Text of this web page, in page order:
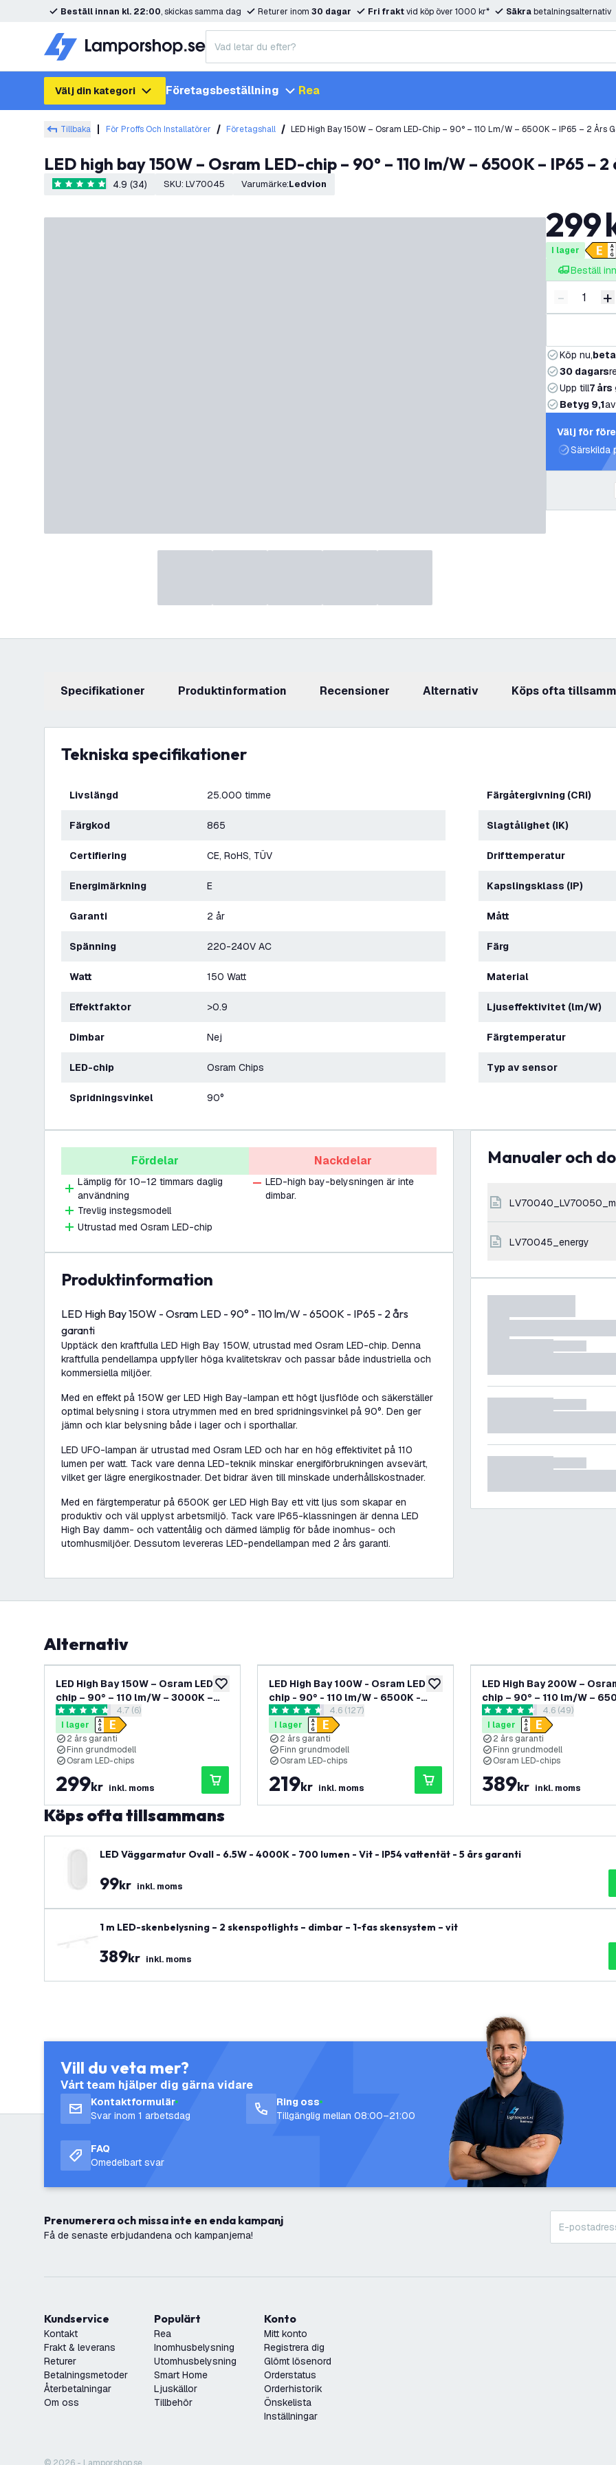
Beställ innan kl. 22:00, skickas samma dag Returer inom 30 dagar Fri fraktvid köp över 1000 kr* Säkrabetalningsalternativ
Välj din kategori Företagsbeställning Rea
Tillbaka För Proffs Och Installatörer Företagshall LED High Bay 150W – Osram LED-Chip – 90° – 110 Lm/W – 6500K – IP65 – 2 Års
LED high bay 150W – Osram LED-chip – 90° – 110 lm/W – 6500K – IP65 –
4.9 stjärnbetyg4.9 (34) SKU: LV70045 Varumärke: Ledvion
299
I lager
Beställ
Minska
- +
Köp nu,
30 dagars
Upp till7
Betyg 9,1av
Välj för
Särskilda
Specifikationer produktinformation recensioner Alternativ Köps ofta
Tekniska specifikationer
Livslängd 25.000 timme
Färgkod 865
Certifiering CE, RoHS, TÜV
Energimärkning E
Garanti 2 år
Spänning 220-240V AC
Watt 150 Watt
Effektfaktor >0.9
Dimbar Nej
LED-chip Osram Chips
Spridningsvinkel 90°
Färgåtergivning (CRI)
Slagtålighet (IK)
Drifttemperatur
Kapslingsklass (IP)
Mått
Färg
Material
Ljuseffektivitet (lm/W)
Färgtemperatur
Typ av sensor
Fördelar
Lämplig för 10–12 timmars daglig
användning
Trevlig instegsmodell
Utrustad med Osram LED-chip
Nackdelar
LED-high bay-belysningen är inte
dimbar.
produktinformation
LED High Bay 150W - Osram LED - 90° - 110 lm/W - 6500K - IP65 - 2 års
garanti
Upptäck den kraftfulla LED High Bay 150W, utrustad med Osram LED-chip. Denna
kraftfulla pendellampa uppfyller höga kvalitetskrav och passar både industriella och
kommersiella miljöer.
Med en effekt på 150W ger LED High Bay-lampan ett högt ljusflöde och säkerställer
optimal belysning i stora utrymmen med en bred spridningsvinkel på 90°. Den ger
jämn och klar belysning både i lager och i sporthallar.
LED UFO-lampan är utrustad med Osram LED och har en hög effektivitet på 110
lumen per watt. Tack vare denna LED-teknik minskar energiförbrukningen avsevärt,
vilket ger lägre energikostnader. Det bidrar även till minskade underhållskostnader.
Med en färgtemperatur på 6500K ger LED High Bay ett vitt ljus som skapar en
produktiv och väl upplyst arbetsmiljö. Tack vare IP65-klassningen är denna LED
High Bay damm- och vattentålig och därmed lämplig för både inomhus- och
utomhusmiljöer. Dessutom levereras LED-pendellampan med 2 års garanti.
Manualer och
LV70045_energy
Alternativ
lägg till i önskelistan
LED High Bay 150W – Osram LED-
chip – 90° – 110 lm/W – 3000K –
IP65 – 2 års garantiöppna recensionspanel
4.7 stjärnbetyg4.7 (6)
I lager
2 års garanti
Finn grundmodell
Osram LED-chips
299kr inkl. moms
lägg till i önskelistan
LED High Bay 100W - Osram LED-
chip - 90° - 110 lm/W - 6500K -
IP65 - 2 års garantiöppna recensionspanel
4.6 stjärnbetyg4.6 (127)
I lager
2 års garanti
Finn grundmodell
Osram LED-chips
219kr inkl. moms
LED High Bay 200W –
chip – 90° – 110 lm/W –
IP65 – 2 års garanti
öppna
4.6 stjärnbetyg4.6 (49)
I lager
2 års garanti
Finn grundmodell
Osram LED-chips
389kr inkl. moms
Köps ofta tillsammans
LED Väggarmatur Ovall - 6.5W - 4000K - 700 lumen - Vit - IP54 vattentät - 5 års garanti
99kr inkl. moms
1 m LED-skenbelysning – 2 skenspotlights – dimbar – 1-fas skensystem – vit
389kr inkl. moms
Vill du veta mer?
Vårt team hjälper dig gärna vidare
Kontaktformulär
Svar inom 1 arbetsdag
Ring oss
Tillgänglig mellan 08:00–21:00
FAQ
Omedelbart svar
Prenumerera och missa inte en enda kampanj
Få de senaste erbjudandena och kampanjerna!
Kundservice
Kontakt
Frakt & leverans
Returer
Betalningsmetoder
Återbetalningar
Om oss
Populärt
Rea
Inomhusbelysning
Utomhusbelysning
Smart Home
Ljuskällor
Tillbehör
Konto
Mitt konto
Registrera dig
Glömt lösenord
Orderstatus
Orderhistorik
Önskelista
Inställningar